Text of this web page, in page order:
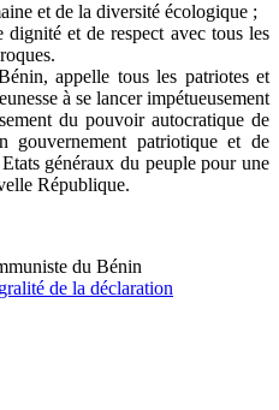
et de la diversité écologique ;
dignité et de respect avec tous les
appelle tous les patriotes et
à se lancer impétueusement
du pouvoir autocratique de
gouvernement patriotique et de
généraux du peuple pour une
République.
du Bénin
de la déclaration